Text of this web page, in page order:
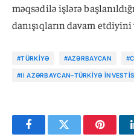
məqsədilə işlərə
danışıqların davam etdiyini
#TÜRKIYƏ #AZƏRBAYCAN
#II AZƏRBAYCAN–TÜRKIYƏ
FacebookTwitter